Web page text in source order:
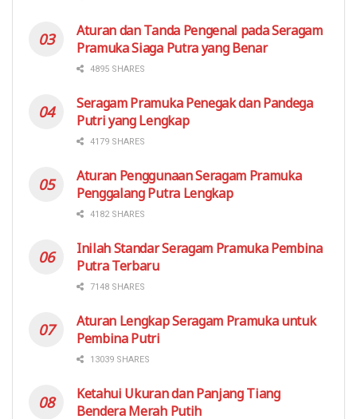
Aturan dan Tanda Pengenal pada Seragam
Pramuka Siaga Putra yang Benar
4895 SHARES
Seragam Pramuka Penegak dan Pandega
Putri yang Lengkap
4179 SHARES
Aturan Penggunaan Seragam Pramuka
Penggalang Putra Lengkap
4182 SHARES
Inilah Standar Seragam Pramuka Pembina
Putra Terbaru
7148 SHARES
Aturan Lengkap Seragam Pramuka untuk
Pembina Putri
13039 SHARES
Ketahui Ukuran dan Panjang Tiang
Bendera Merah Putih